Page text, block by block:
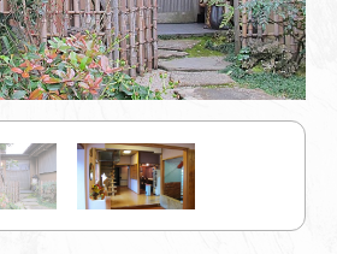
マイページ
郷
！北陸巡り♪